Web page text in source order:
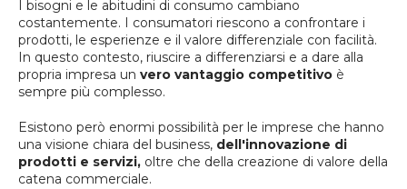
I bisogni e le abitudini di consumo cambiano
costantemente. I consumatori riescono a confrontare i
prodotti, le esperienze e il valore differenziale con facilità.
In questo contesto, riuscire a differenziarsi e a dare alla
propria impresa un vero vantaggio competitivo è
sempre più complesso.
Esistono però enormi possibilità per le imprese che hanno
una visione chiara del business, dell'innovazione di
prodotti e servizi, oltre che della creazione di valore della
catena commerciale.